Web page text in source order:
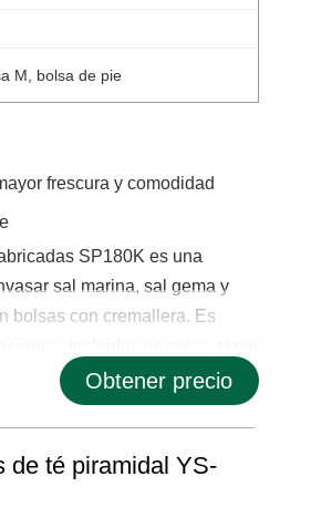
M, bolsa de pie
frescura y comodidad
SP180K es una
sal marina, sal gema y
bolsas con cremallera. Es
incluidos envases al por
Obtener precio
de té piramidal YS-